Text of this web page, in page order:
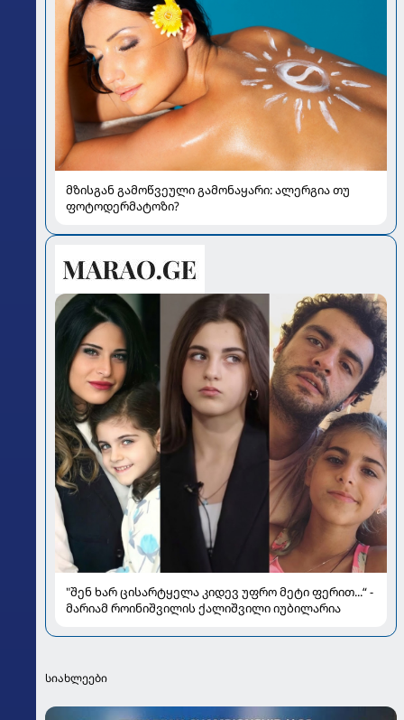
მზისგან გამოწვეული გამონაყარი: ალერგია თუ
ფოტოდერმატოზი?
"შენ ხარ ცისარტყელა კიდევ უფრო მეტი ფერით...“ -
მარიამ როინიშვილის ქალიშვილი იუბილარია
სიახლეები